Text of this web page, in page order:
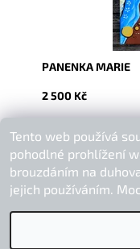
PANENKA MARIE
2 500 Kč
Buďte první, kdo
Přidat
Tento web používá
pohodlné prohlížení
brouzdáním na
jejich používáním.